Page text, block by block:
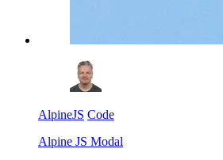
AlpineJS Code
Alpine JS Modal